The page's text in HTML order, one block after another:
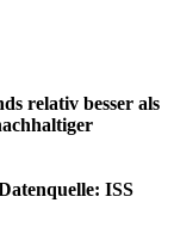
relativ besser als
ISS